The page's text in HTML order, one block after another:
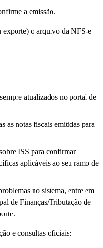
a emissão.
exporte) o arquivo da NFS-e
atualizados no portal de
as notas fiscais emitidas para
ISS para confirmar
aplicáveis ao seu ramo de
no sistema, entre em
de Finanças/Tributação de
e consultas oficiais: